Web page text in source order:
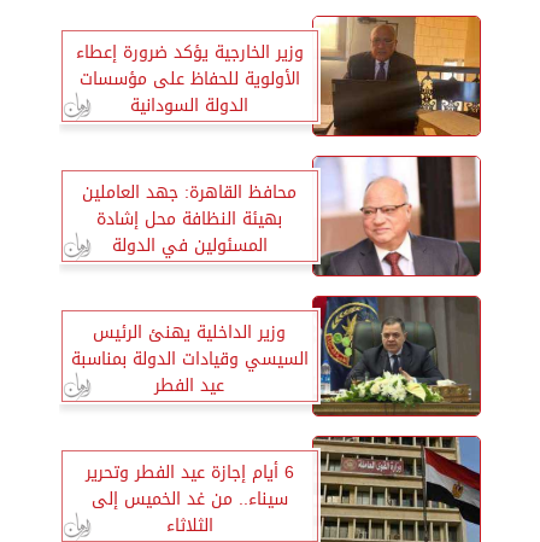
وزير الخارجية يؤكد ضرورة إعطاء
الأولوية للحفاظ على مؤسسات
الدولة السودانية
محافظ القاهرة: جهد العاملين
بهيئة النظافة محل إشادة
المسئولين في الدولة
وزير الداخلية يهنئ الرئيس
السيسي وقيادات الدولة بمناسبة
عيد الفطر
6 أيام إجازة عيد الفطر وتحرير
سيناء.. من غد الخميس إلى
الثلاثاء